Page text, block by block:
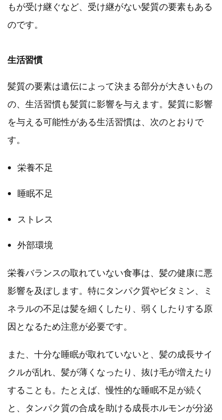
もが受け継ぐなど、受け継がない髪質の要素もある
のです。
生活習慣
髪質の要素は遺伝によって決まる部分が大きいもの
の、生活習慣も髪質に影響を与えます。髪質に影響
を与える可能性がある生活習慣は、次のとおりで
す。
栄養不足
睡眠不足
ストレス
外部環境
栄養バランスの取れていない食事は、髪の健康に悪
影響を及ぼします。特にタンパク質やビタミン、ミ
ネラルの不足は髪を細くしたり、弱くしたりする原
因となるため注意が必要です。
また、十分な睡眠が取れていないと、髪の成長サイ
クルが乱れ、髪が薄くなったり、抜け毛が増えたり
することも。たとえば、慢性的な睡眠不足が続く
と、タンパク質の合成を助ける成長ホルモンが分泌